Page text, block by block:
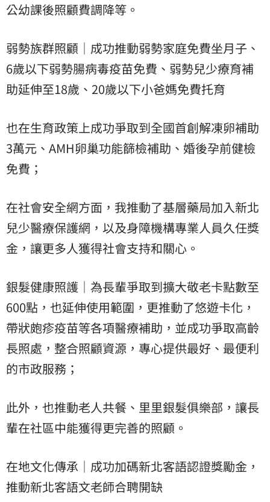
公幼課後照顧費調降等。
弱勢族群照顧｜成功推動弱勢家庭免費坐月子、
6歲以下弱勢腸病毒疫苗免費、弱勢兒少療育補
助延伸至18歲、20歲以下小爸媽免費托育
也在生育政策上成功爭取到全國首創解凍卵補助
3萬元、AMH卵巢功能篩檢補助、婚後孕前健檢
免費；
在社會安全網方面，我推動了基層藥局加入新北
兒少醫療保護網，以及身障機構專業人員久任獎
金，讓更多人獲得社會支持和關心。
銀髮健康照護｜為長輩爭取到擴大敬老卡點數至
600點，也延伸使用範圍，更推動了悠遊卡化，
帶狀皰疹疫苗等各項醫療補助，並成功爭取高齡
長照處，整合照顧資源，專心提供最好、最便利
的市政服務；
此外，也推動老人共餐、里里銀髮俱樂部，讓長
輩在社區中能獲得更完善的照顧。
在地文化傳承｜成功加碼新北客語認證獎勵金，
推動新北客語文老師合聘開缺